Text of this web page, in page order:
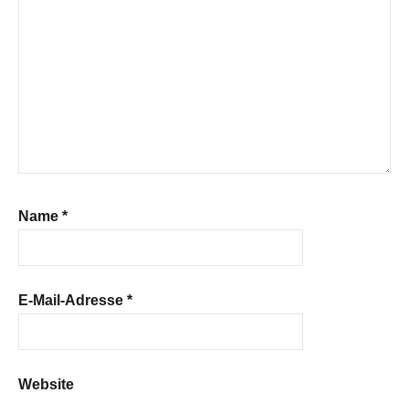
Name *
E-Mail-Adresse *
Website